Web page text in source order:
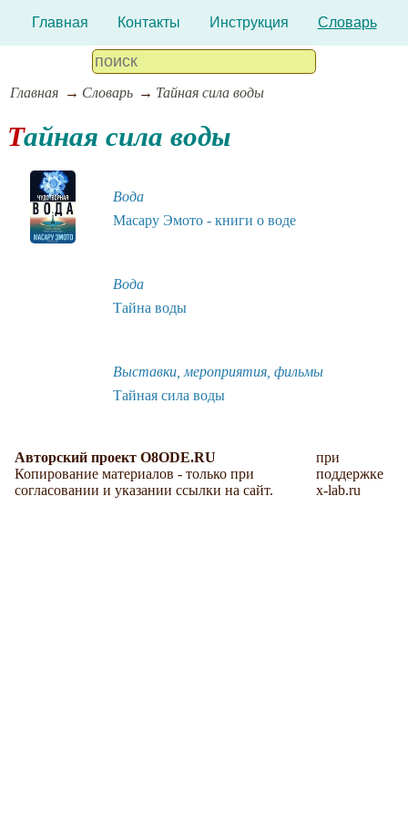
Главная Контакты Инструкция Словарь
Главная Словарь Тайная сила воды
Тайная сила воды
Вода
Масару Эмото - книги о воде
Вода
Тайна воды
Выставки, мероприятия, фильмы
Тайная сила воды
Авторский проект O8ODE.RU
Копирование материалов - только при
согласовании и указании ссылки на сайт.
при
поддержке
x-lab.ru